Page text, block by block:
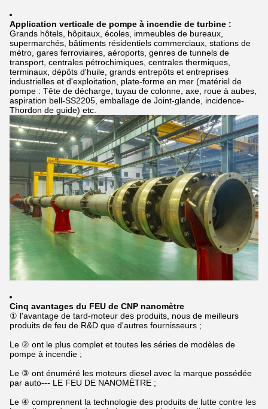
Application verticale de pompe à incendie de turbine :
Grands hôtels, hôpitaux, écoles, immeubles de bureaux,
supermarchés, bâtiments résidentiels commerciaux, stations de
métro, gares ferroviaires, aéroports, genres de tunnels de
transport, centrales pétrochimiques, centrales thermiques,
terminaux, dépôts d'huile, grands entrepôts et entreprises
industrielles et d'exploitation, plate-forme en mer (matériel de
pompe : Tête de décharge, tuyau de colonne, axe, roue à aubes,
aspiration bell-SS2205, emballage de Joint-glande, incidence-
Thordon de guide) etc.
Cinq avantages du FEU de CNP nanomètre
① l'avantage de tard-moteur des produits, nous de meilleurs
produits de feu de R&D que d'autres fournisseurs ;
Le ② ont le plus complet et toutes les séries de modèles de
pompe à incendie ;
Le ③ ont énuméré les moteurs diesel avec la marque possédée
par auto--- LE FEU DE NANOMÈTRE ;
Le ④ comprennent la technologie des produits de lutte contre les